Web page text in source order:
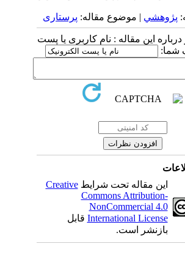
پژوهشي| موضوع مقاله:پرستاری
این مقاله : نام کاربری یا پست
شما:
این مقاله تحت شرایطCreative
Commons Attribution-
NonCommercial 4.0
International Licenseقابل
بازنشر است.